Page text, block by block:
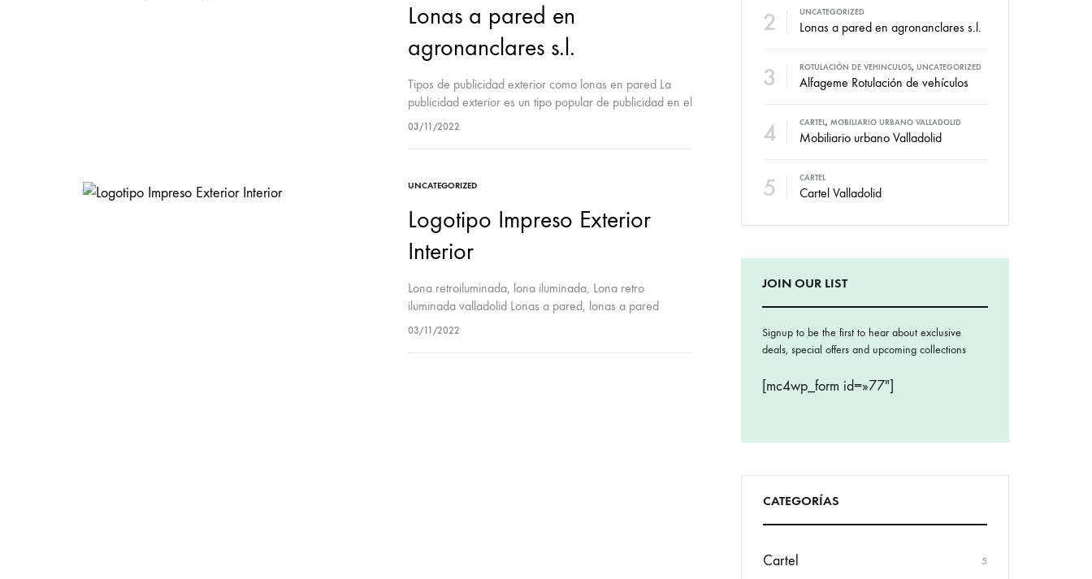
Lonas a pared en
agronanclares s.l.
Tipos de publicidad exterior como lonas en pared La
publicidad exterior es un tipo popular de publicidad en el
entorno urbano. Al salir a la calle llama la atención
03/11/2022
UNCATEGORIZED
Logotipo Impreso Exterior
Interior
Lona retroiluminada, lona iluminada, Lona retro
iluminada valladolid Lonas a pared, lonas a pared
valladolid Lonas con ojales y refuerzo, Lonas con ojales
03/11/2022
2 UNCATEGORIZED
Lonas a pared en agronanclares s.l.
3 ROTULACIÓN DE VEHINCULOS, UNCATEGORIZED
Alfageme Rotulación de vehículos
4 CARTEL, MOBILIARIO URBANO VALLADOLID
Mobiliario urbano Valladolid
5 CARTEL
Cartel Valladolid
JOIN OUR LIST
Signup to be the first to hear about exclusive
deals, special offers and upcoming collections
[mc4wp_form id=»77″]
CATEGORÍAS
Cartel 5